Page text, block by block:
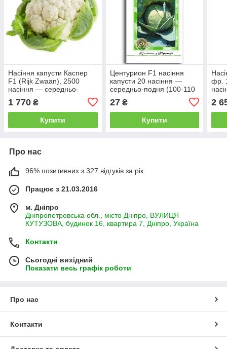
Насіння капусти Каспер
F1 (Rijk Zwaan), 2500
насіння — середньо-
кольорове
1 770 ₴
Купити
Центурион F1 насіння
капусти 20 насіння —
середньо-подня (100-110
27₴
Купити
фр.
2
Про нас
96% позитивних з 327 відгуків за рік
Працює з 21.03.2016
м. Дніпро
Дніпропетровська обл., місто Дніпро, ВУЛИЦЯ
КУТУЗОВА, будинок 16, квартира 7, Дніпро, Україна
Контакти
Сьогодні вихідний
Показати весь графік роботи
Про нас
Контакти